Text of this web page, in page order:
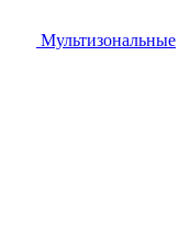
Мультизональные